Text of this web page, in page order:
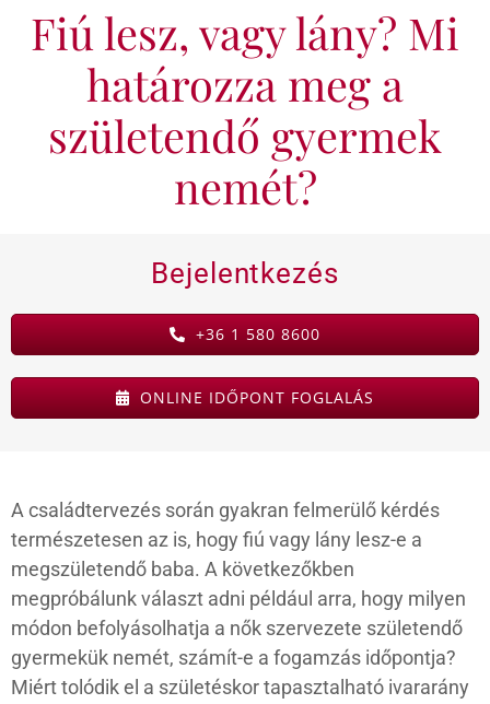
KAPCSOLAT
Fiú lesz, vagy lány? Mi
határozza meg a
születendő gyermek
nemét?
Bejelentkezés
+36 1 580 8600
ONLINE IDŐPONT FOGLALÁS
A családtervezés során gyakran felmerülő kérdés
természetesen az is, hogy fiú vagy lány lesz-e a
megszületendő baba. A következőkben
megpróbálunk választ adni például arra, hogy milyen
módon befolyásolhatja a nők szervezete születendő
gyermekük nemét, számít-e a fogamzás időpontja?
Miért tolódik el a születéskor tapasztalható ivararány